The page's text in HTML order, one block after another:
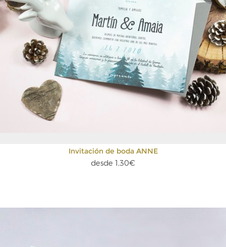
Invitación de boda ANNE
desde 1,30€